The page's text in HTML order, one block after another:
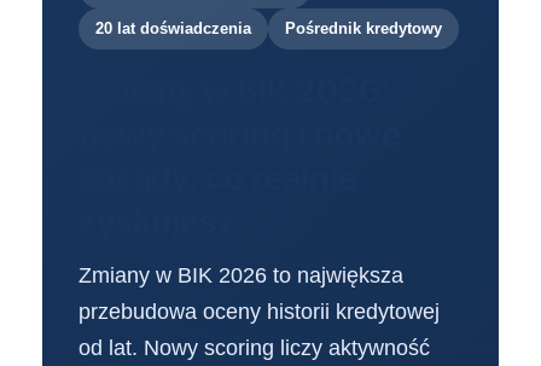
20 lat doświadczenia Pośrednik kredytowy
Zmiany w BIK 2026 to największa
przebudowa oceny historii kredytowej
od lat. Nowy scoring liczy aktywność